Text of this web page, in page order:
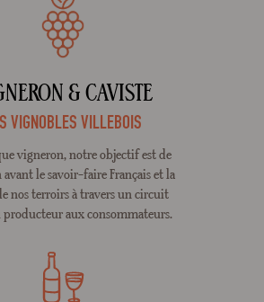
& CAVISTE
VIGNOBLES VILLEBOIS
vigneron, notre objectif est de
le savoir-faire Français et la
nos terroirs à travers un circuit
aux consommateurs.